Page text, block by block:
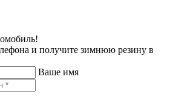
и получите зимнюю резину в
Ваше имя